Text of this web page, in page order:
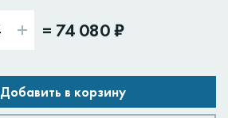
= 74 080 ₽
Добавить в корзину